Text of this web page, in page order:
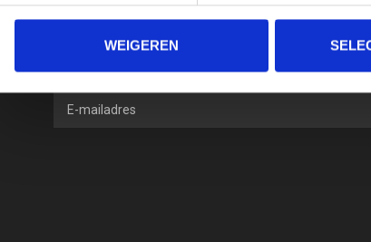
WEIGEREN SCHRIJF JE
En ontvang direct